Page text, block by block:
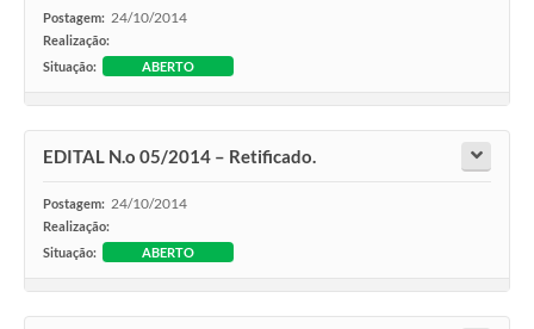
Postagem: 24/10/2014
Realização:
Situação:
ABERTO
EDITAL N.o 05/2014 – Retificado.
Postagem: 24/10/2014
Realização:
Situação:
ABERTO